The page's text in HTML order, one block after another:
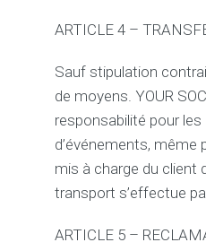
ARTICLE 4 –
Sauf stipulation
de moyens. YOUR
responsabilité pour
d’événements,
mis à charge du client
transport s’effectue
ARTICLE 5 –